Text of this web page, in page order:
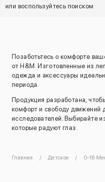
или воспользуйтесь поиском
Позаботьтесь о комфорте
от H&M. Изготовленные из
одежда и аксессуары
периода.
Продукция разработана,
комфорт и свободу движений
исследователей. Выбирайте
которые радуют глаз.
Главная Детское 0-18